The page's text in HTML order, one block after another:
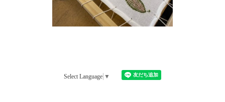
Select Language ▼